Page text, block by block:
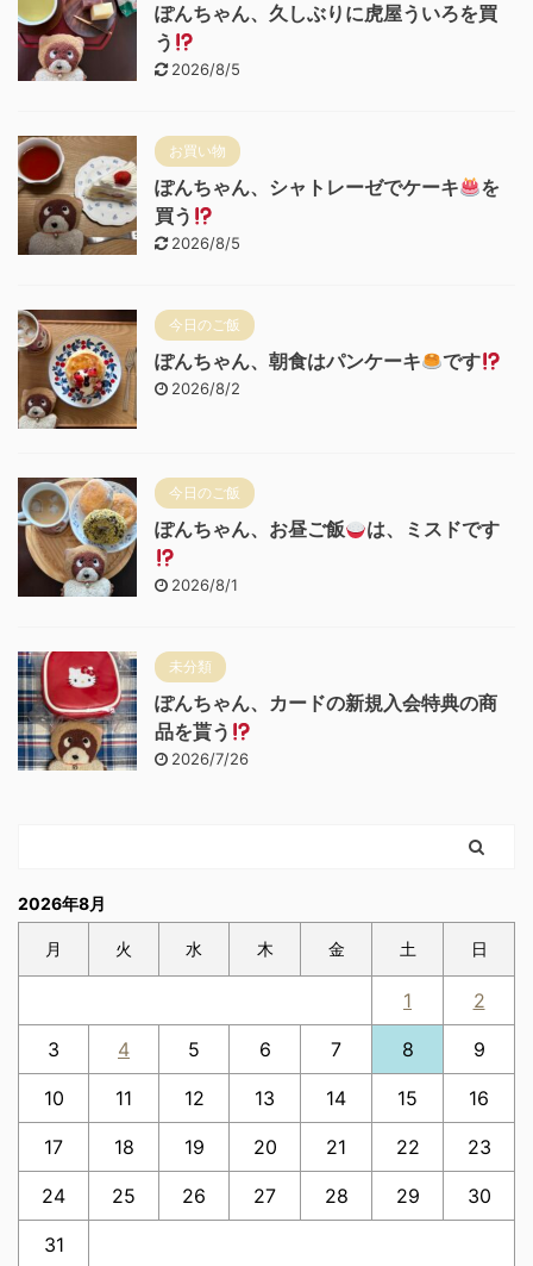
ぽんちゃん、久しぶりに虎屋ういろを買
う
2026/8/5
お買い物
ぽんちゃん、シャトレーゼでケーキ
を
買う
2026/8/5
今日のご飯
ぽんちゃん、朝食はパンケーキ です
2026/8/2
今日のご飯
ぽんちゃん、お昼ご飯 は、ミスドです
2026/8/1
未分類
ぽんちゃん、カードの新規入会特典の商
品を貰う
2026/7/26
2026年8月
月 火 水 木 金 土 日
1 2
3 4 5 6 7 8 9
10 11 12 13 14 15 16
17 18 19 20 21 22 23
24 25 26 27 28 29 30
31